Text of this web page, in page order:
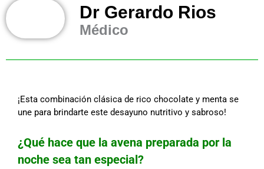
Dr Gerardo Rios
Médico
¡Esta combinación clásica de rico chocolate y menta se
une para brindarte este desayuno nutritivo y sabroso!
¿Qué hace que la avena preparada por la
noche sea tan especial?